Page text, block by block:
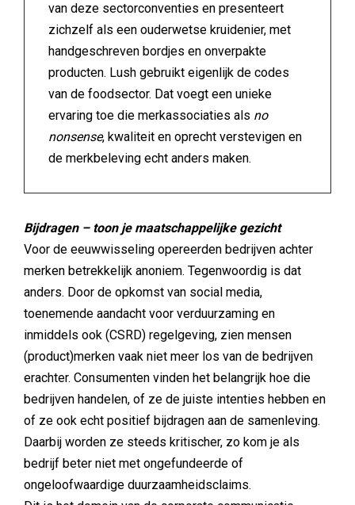
van deze sectorconventies en presenteert
zichzelf als een ouderwetse kruidenier, met
handgeschreven bordjes en onverpakte
producten. Lush gebruikt eigenlijk de codes
van de foodsector. Dat voegt een unieke
ervaring toe die merkassociaties als no
nonsense, kwaliteit en oprecht verstevigen en
de merkbeleving echt anders maken.
Bijdragen – toon je maatschappelijke gezicht
Voor de eeuwwisseling opereerden bedrijven achter
merken betrekkelijk anoniem. Tegenwoordig is dat
anders. Door de opkomst van social media,
toenemende aandacht voor verduurzaming en
inmiddels ook (CSRD) regelgeving, zien mensen
(product)merken vaak niet meer los van de bedrijven
erachter. Consumenten vinden het belangrijk hoe die
bedrijven handelen, of ze de juiste intenties hebben en
of ze ook echt positief bijdragen aan de samenleving.
Daarbij worden ze steeds kritischer, zo kom je als
bedrijf beter niet met ongefundeerde of
ongeloofwaardige duurzaamheidsclaims.